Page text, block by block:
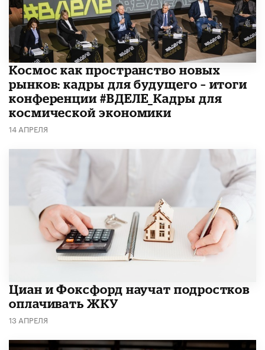
Космос как пространство новых
рынков: кадры для будущего – итоги
конференции #ВДЕЛЕ_Кадры для
космической экономики
14 АПРЕЛЯ
Циан и Фоксфорд научат подростков
оплачивать ЖКУ
13 АПРЕЛЯ